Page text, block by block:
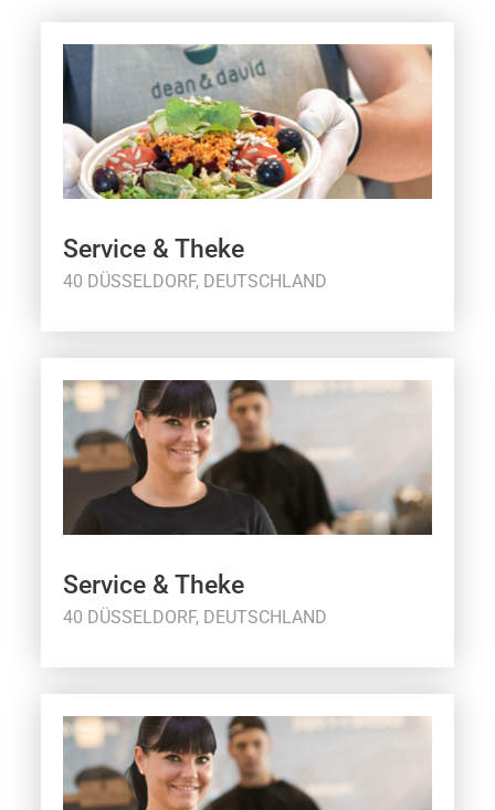
Service & Theke
40 DÜSSELDORF, DEUTSCHLAND
Service & Theke
40 DÜSSELDORF, DEUTSCHLAND